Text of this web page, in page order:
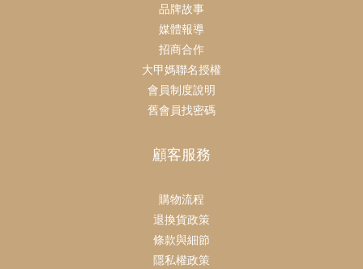
品牌故事
媒體報導
招商合作
大甲媽聯名授權
會員制度說明
舊會員找密碼
顧客服務
購物流程
退換貨政策
條款與細節
隱私權政策